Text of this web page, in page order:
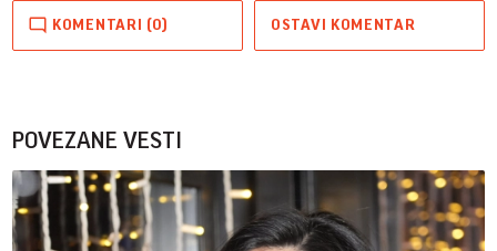
KOMENTARI (0) OSTAVI KOMENTAR
POVEZANE VESTI